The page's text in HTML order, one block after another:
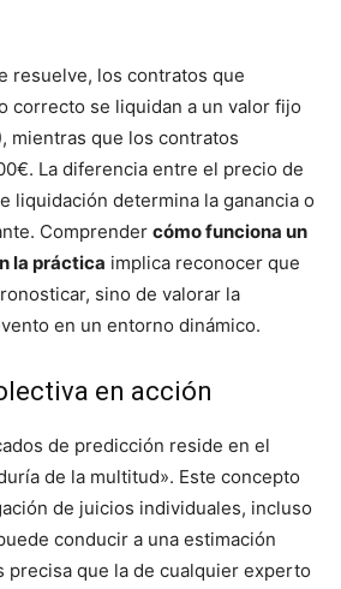
resuelve, los contratos que
correcto se liquidan a un valor fijo
mientras que los contratos
La diferencia entre el precio de
liquidación determina la ganancia o
Comprender cómo funciona un
la práctica implica reconocer que
sino de valorar la
en un entorno dinámico.
en acción
de predicción reside en el
de la multitud». Este concepto
de juicios individuales, incluso
conducir a una estimación
precisa que la de cualquier experto